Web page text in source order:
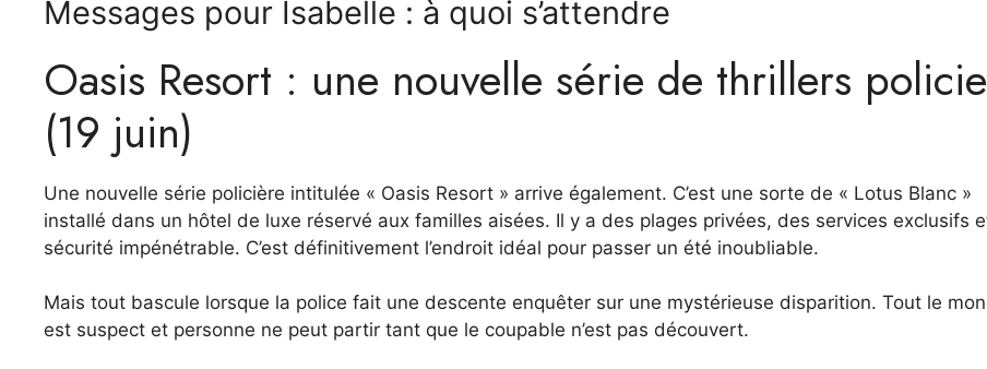
Messages pour Isabelle : à quoi s’attendre
Oasis Resort : une nouvelle série de thrillers
(19 juin)
Une nouvelle série policière intitulée « Oasis Resort » arrive également. C’est une sorte de « Lotus Blanc »
installé dans un hôtel de luxe réservé aux familles aisées. Il y a des plages privées, des services exclusifs
sécurité impénétrable. C’est définitivement l’endroit idéal pour passer un été inoubliable.
Mais tout bascule lorsque la police fait une descente enquêter sur une mystérieuse disparition. Tout le
est suspect et personne ne peut partir tant que le coupable n’est pas découvert.